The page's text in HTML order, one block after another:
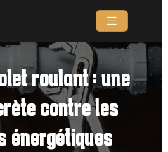
roulant : une
contre les
énergétiques